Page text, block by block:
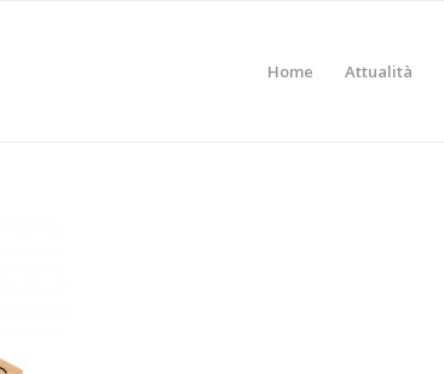
Home Attualità